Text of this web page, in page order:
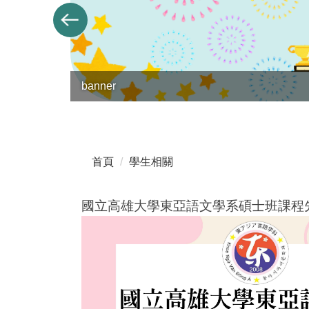
banner
首頁 學生相關
國立高雄大學東亞語文學系碩士班課程